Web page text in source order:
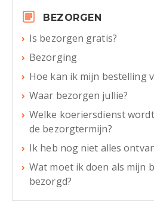
BEZORGEN
Is bezorgen gratis?
Bezorging
Hoe kan ik mijn bestelling
Waar bezorgen jullie?
Welke koeriersdienst
de bezorgtermijn?
Ik heb nog niet alles
Wat moet ik doen als mijn
bezorgd?